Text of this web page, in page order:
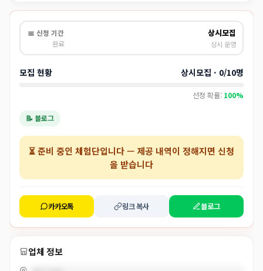
📅 신청 기간
완료
상시모집
상시 운영
모집 현황 상시모집 · 0/10명
선정 확률: 100%
📝 블로그
⏳준비 중인 체험단입니다 — 제공 내역이 정해지면 신청
을 받습니다
카카오톡 링크 복사 블로그
업체 정보